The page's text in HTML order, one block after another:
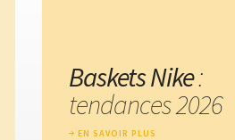
Baskets Nike:
tendances 2026
EN SAVOIR PLUS